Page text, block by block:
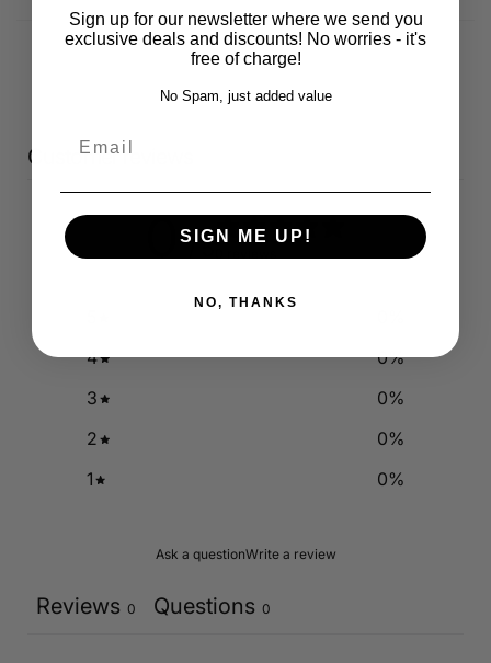
Customer reviews
0 / 5
4
0%
3
0%
2
0%
1
0%
Ask a questionWrite a review
Reviews 0 Questions 0
Sign up for our newsletter where we send you
exclusive deals and discounts! No worries - it's
free of charge!
No Spam, just added value
SIGN ME UP!
NO, THANKS